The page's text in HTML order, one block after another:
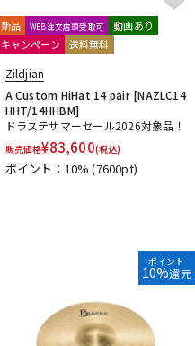
新品 WEB注文店頭受取可
動画あり
キャンペーン
送料無料
Zildjian
A Custom HiHat 14 pair [NAZLC14
HHT/14HHBM]
ドラステサマーセール2026対象品！
販売価格¥83,600(税込)
ポイント：10%(7600pt)
ポイント
10%還元